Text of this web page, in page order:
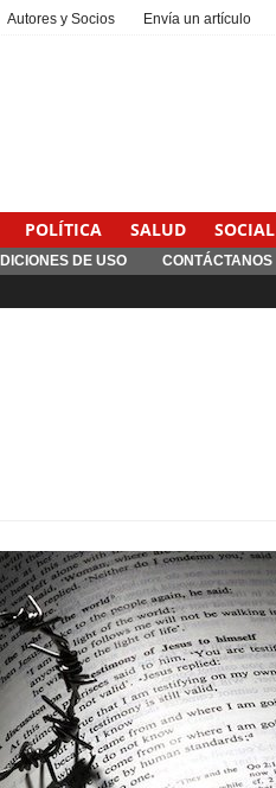
Autores y Socios Envía un artículo
POLÍTICA SALUD SOCIAL
DE USO CONTÁCTANOS